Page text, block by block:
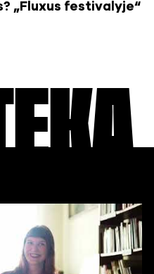
„Fluxus festivalyje“